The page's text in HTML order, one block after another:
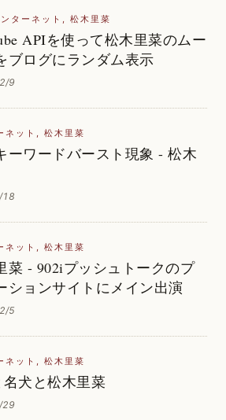
ターネット , 松木里菜
APIを使って松木里菜のムー
ブログにランダム表示
9
ネット , 松木里菜
ーワードバースト現象 - 松木
ネット , 松木里菜
菜 - 902iプッシュトークのプ
ションサイトにメイン出演
5
ネット , 松木里菜
犬と松木里菜